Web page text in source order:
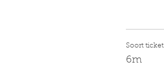
Soort ticket
6m